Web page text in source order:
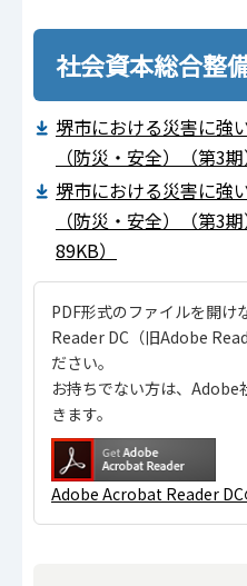
社会資本総合整
堺市における災害に強
（防災・安全）（第3
堺市における災害に強
（防災・安全）（第3
89KB）
PDF形式のファイルを開
Reader DC（旧Adobe
ださい。
お持ちでない方は、Adobe
きます。
Adobe Acrobat Reader